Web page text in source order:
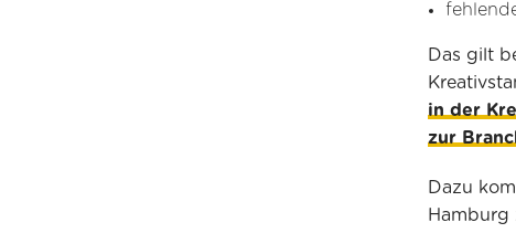
Das gilt
in der
zur
Dazu
Hamburg